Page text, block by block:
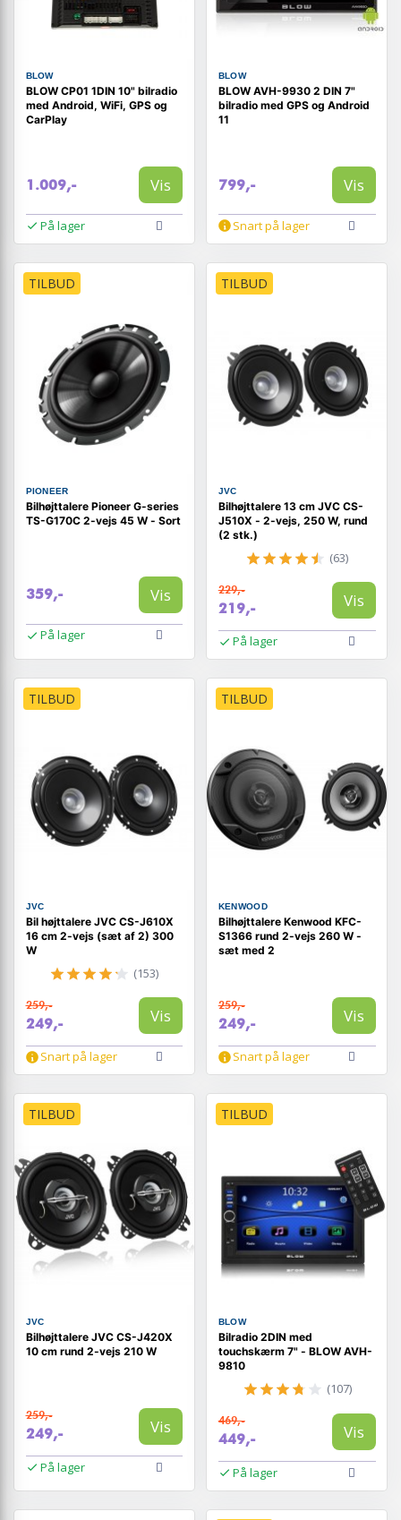
BLOW
BLOW CP01 1DIN 10" bilradio
med Android, WiFi, GPS og
CarPlay
1.009,- Vis
På lager
BLOW
BLOW AVH-9930 2 DIN 7"
bilradio med GPS og Android
11
799,- Vis
Snart på lager
TILBUD
PIONEER
Bilhøjttalere Pioneer G-series
TS-G170C 2-vejs 45 W - Sort
359,- Vis
På lager
TILBUD
JVC
Bilhøjttalere 13 cm JVC CS-
J510X - 2-vejs, 250 W, rund
(2 stk.)
(63)
229,-
219,- Vis
På lager
TILBUD
JVC
Bil højttalere JVC CS-J610X
16 cm 2-vejs (sæt af 2) 300
W
(153)
259,-
249,- Vis
Snart på lager
TILBUD
KENWOOD
Bilhøjttalere Kenwood KFC-
S1366 rund 2-vejs 260 W -
sæt med 2
259,-
249,- Vis
Snart på lager
TILBUD
JVC
Bilhøjttalere JVC CS-J420X
10 cm rund 2-vejs 210 W
259,-
249,- Vis
På lager
TILBUD
BLOW
Bilradio 2DIN med
touchskærm 7" - BLOW AVH-
9810
(107)
469,-
449,- Vis
På lager